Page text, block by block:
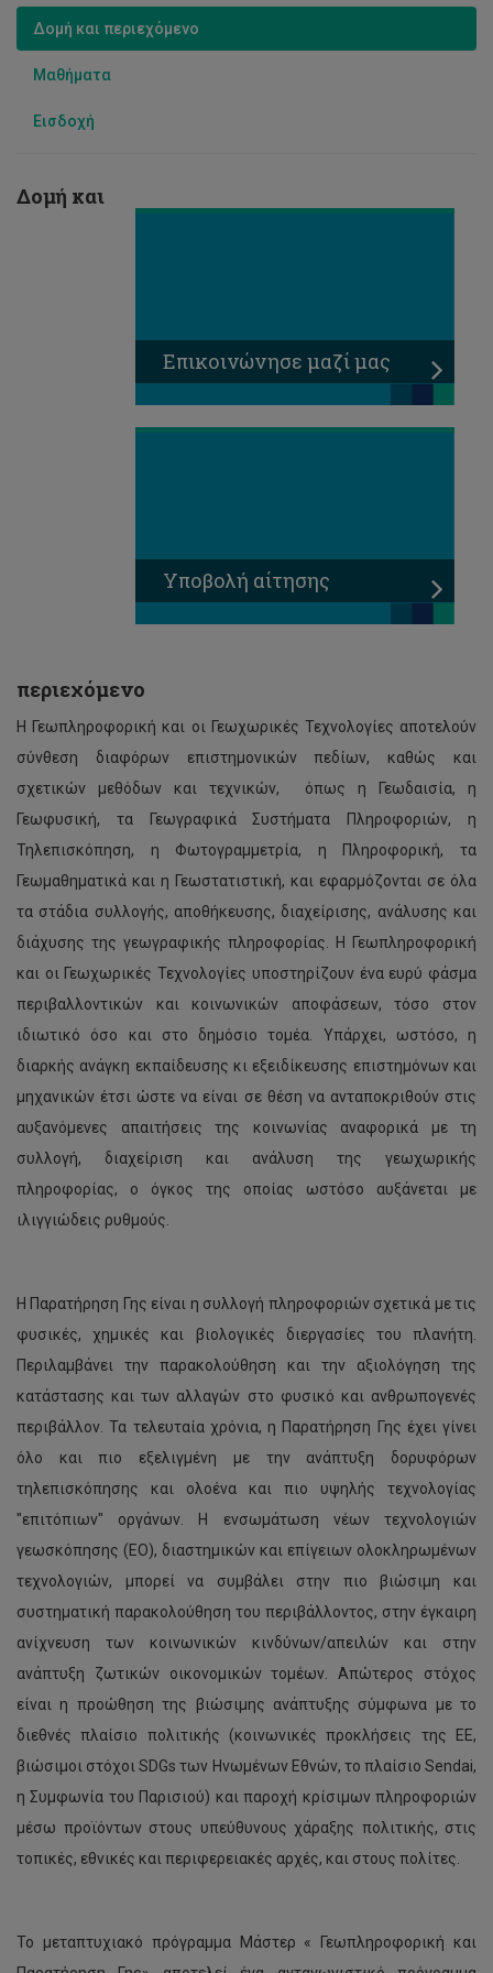
Δομή και περιεχόμενο
Μαθήματα
Εισδοχή
Επικοινώνησε μαζί μας
Υποβολή αίτησης
Δομή και
περιεχόμενο
Η Γεωπληροφορική και οι Γεωχωρικές Τεχνολογίες αποτελούν
σύνθεση διαφόρων επιστημονικών πεδίων, καθώς και
σχετικών μεθόδων και τεχνικών, όπως η Γεωδαισία, η
Γεωφυσική, τα Γεωγραφικά Συστήματα Πληροφοριών, η
Τηλεπισκόπηση, η Φωτογραμμετρία, η Πληροφορική, τα
Γεωμαθηματικά και η Γεωστατιστική, και εφαρμόζονται σε όλα
τα στάδια συλλογής, αποθήκευσης, διαχείρισης, ανάλυσης και
διάχυσης της γεωγραφικής πληροφορίας. Η Γεωπληροφορική
και οι Γεωχωρικές Τεχνολογίες υποστηρίζουν ένα ευρύ φάσμα
περιβαλλοντικών και κοινωνικών αποφάσεων, τόσο στον
ιδιωτικό όσο και στο δημόσιο τομέα. Υπάρχει, ωστόσο, η
διαρκής ανάγκη εκπαίδευσης κι εξειδίκευσης επιστημόνων και
μηχανικών έτσι ώστε να είναι σε θέση να ανταποκριθούν στις
αυξανόμενες απαιτήσεις της κοινωνίας αναφορικά με τη
συλλογή, διαχείριση και ανάλυση της γεωχωρικής
πληροφορίας, ο όγκος της οποίας ωστόσο αυξάνεται με
ιλιγγιώδεις ρυθμούς.
Η Παρατήρηση Γης είναι η συλλογή πληροφοριών σχετικά με τις
φυσικές, χημικές και βιολογικές διεργασίες του πλανήτη.
Περιλαμβάνει την παρακολούθηση και την αξιολόγηση της
κατάστασης και των αλλαγών στο φυσικό και ανθρωπογενές
περιβάλλον. Τα τελευταία χρόνια, η Παρατήρηση Γης έχει γίνει
όλο και πιο εξελιγμένη με την ανάπτυξη δορυφόρων
τηλεπισκόπησης και ολοένα και πιο υψηλής τεχνολογίας
"επιτόπιων" οργάνων. Η ενσωμάτωση νέων τεχνολογιών
γεωσκόπησης (EO), διαστημικών και επίγειων ολοκληρωμένων
τεχνολογιών, μπορεί να συμβάλει στην πιο βιώσιμη και
συστηματική παρακολούθηση του περιβάλλοντος, στην έγκαιρη
ανίχνευση των κοινωνικών κινδύνων/απειλών και στην
ανάπτυξη ζωτικών οικονομικών τομέων. Απώτερος στόχος
είναι η προώθηση της βιώσιμης ανάπτυξης σύμφωνα με το
διεθνές πλαίσιο πολιτικής (κοινωνικές προκλήσεις της ΕΕ,
βιώσιμοι στόχοι SDGs των Ηνωμένων Εθνών, το πλαίσιο Sendai,
η Συμφωνία του Παρισιού) και παροχή κρίσιμων πληροφοριών
μέσω προϊόντων στους υπεύθυνους χάραξης πολιτικής, στις
τοπικές, εθνικές και περιφερειακές αρχές, και στους πολίτες.
Το μεταπτυχιακό πρόγραμμα Μάστερ « Γεωπληροφορική και